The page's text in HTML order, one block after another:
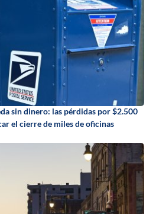
sin dinero: las pérdidas por $2.500
el cierre de miles de oficinas